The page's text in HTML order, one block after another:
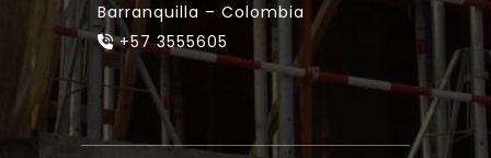
Barranquilla – Colombia
+57 3555605